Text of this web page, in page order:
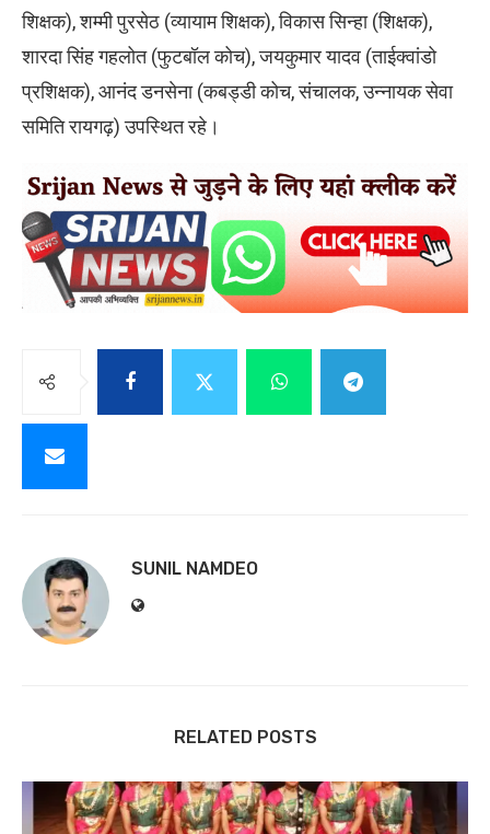
शिक्षक), शम्मी पुरसेठ (व्यायाम शिक्षक), विकास सिन्हा (शिक्षक),
शारदा सिंह गहलोत (फुटबॉल कोच), जयकुमार यादव (ताईक्वांडो
प्रशिक्षक), आनंद डनसेना (कबड्डी कोच, संचालक, उन्नायक सेवा
समिति रायगढ़) उपस्थित रहे।
SUNIL NAMDEO
RELATED POSTS